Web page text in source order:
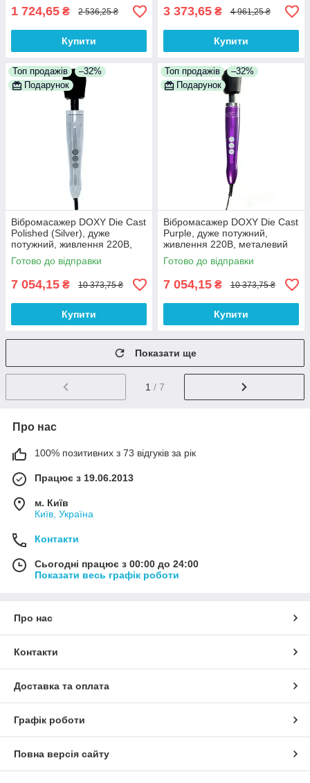
1 724,65 ₴ 2 536,25 ₴
Купити
3 373,65 ₴ 4 961,25 ₴
Купити
Топ продажів
–32%
Подарунок
Вібромасажер DOXY Die Cast
Polished (Silver), дуже
потужний, живлення 220В,
металевий корпус 100%
Анонімності
Готово до відправки
7 054,15 ₴ 10 373,75 ₴
Купити
Топ продажів
–32%
Подарунок
Вібромасажер DOXY Die Cast
Purple, дуже потужний,
живлення 220В, металевий
корпус 100% Анонімності
Готово до відправки
7 054,15 ₴ 10 373,75 ₴
Купити
Показати ще
1 / 7
Про нас
100% позитивних з 73 відгуків за рік
Працює з 19.06.2013
м. Київ
Київ, Україна
Контакти
Сьогодні працює з 00:00 до 24:00
Показати весь графік роботи
Про нас
Контакти
Доставка та оплата
Графік роботи
Повна версія сайту